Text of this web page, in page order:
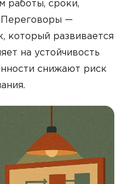
работы, сроки,
Переговоры —
который развивается
на устойчивость
снижают риск